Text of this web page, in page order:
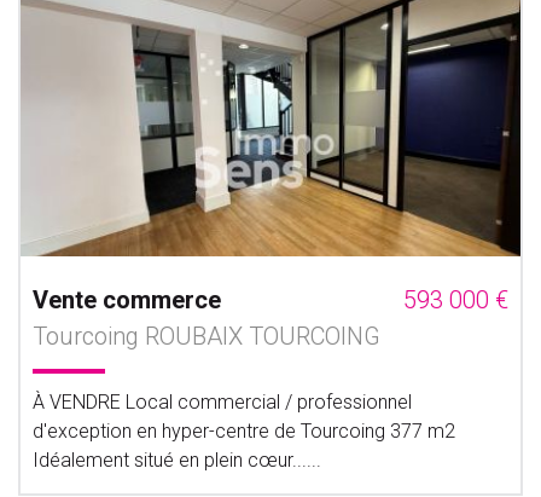
Vente commerce
593 000 €
Tourcoing ROUBAIX TOURCOING
À VENDRE Local commercial / professionnel
d'exception en hyper-centre de Tourcoing 377 m2
Idéalement situé en plein cœur......